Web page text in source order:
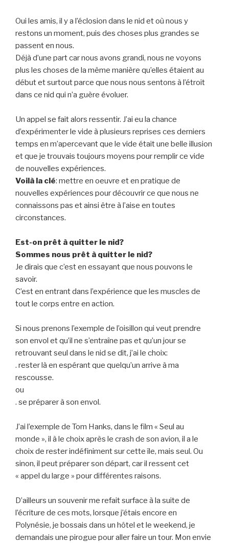
Oui les amis, il y a l’éclosion dans le nid et où nous y
restons un moment, puis des choses plus grandes se
passent en nous.
Déjà d’une part car nous avons grandi, nous ne voyons
plus les choses de la même manière qu’elles étaient au
début et surtout parce que nous nous sentons à l’étroit
dans ce nid qui n’a guère évoluer.
Un appel se fait alors ressentir. J’ai eu la chance
d’expérimenter le vide à plusieurs reprises ces derniers
temps en m’apercevant que le vide était une belle illusion
et que je trouvais toujours moyens pour remplir ce vide
de nouvelles expériences.
Voilà la clé: mettre en oeuvre et en pratique de
nouvelles expériences pour découvrir ce que nous ne
connaissons pas et ainsi être à l’aise en toutes
circonstances.
Est-on prêt à quitter le nid?
Sommes nous prêt à quitter le nid?
Je dirais que c’est en essayant que nous pouvons le
savoir.
C’est en entrant dans l’expérience que les muscles de
tout le corps entre en action.
Si nous prenons l’exemple de l’oisillon qui veut prendre
son envol et qu’il ne s’entraîne pas et qu’un jour se
retrouvant seul dans le nid se dit, j’ai le choix:
. rester là en espérant que quelqu’un arrive à ma
rescousse.
ou
. se préparer à son envol.
J’ai l’exemple de Tom Hanks, dans le film « Seul au
monde », il à le choix après le crash de son avion, il a le
choix de rester indéfiniment sur cette île, mais seul. Ou
sinon, il peut préparer son départ, car il ressent cet
« appel du large » pour différentes raisons.
D’ailleurs un souvenir me refait surface à la suite de
l’écriture de ces mots, lorsque j’étais encore en
Polynésie, je bossais dans un hôtel et le weekend, je
demandais une pirogue pour aller faire un tour. Mon envie